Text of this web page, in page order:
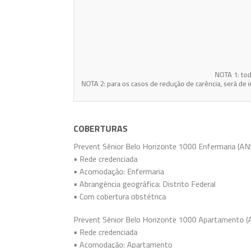
NOTA 1:
NOTA 2: para os casos de redução de carência, será
COBERTURAS
Prevent Sênior Belo Horizonte 1000 Enfermaria
• Rede credenciada
• Acomodação: Enfermaria
• Abrangência geográfica: Distrito Federal
• Com cobertura obstétrica
Prevent Sênior Belo Horizonte 1000 Apartamento
• Rede credenciada
• Acomodação: Apartamento